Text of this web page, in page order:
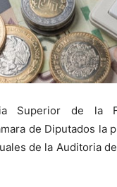
Superior de la
de Diputados la
de la Auditoria